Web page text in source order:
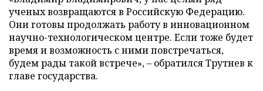
ученых возвращаются в Российскую Федерацию.
Они готовы продолжать работу в инновационном
научно-технологическом центре. Если тоже будет
время и возможность с ними повстречаться,
будем рады такой встрече», – обратился Трутнев к
главе государства.